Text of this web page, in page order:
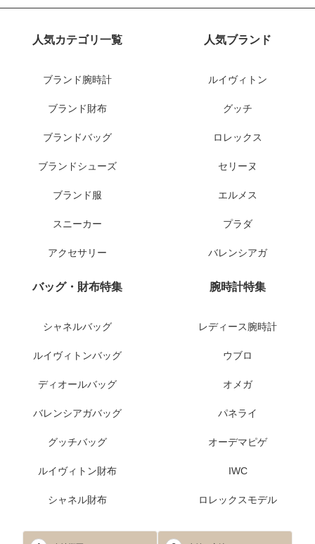
人気カテゴリ一覧
ブランド腕時計
ブランド財布
ブランドバッグ
ブランドシューズ
ブランド服
スニーカー
アクセサリー
人気ブランド
ルイヴィトン
グッチ
ロレックス
セリーヌ
エルメス
プラダ
バレンシアガ
バッグ・財布特集
シャネルバッグ
ルイヴィトンバッグ
ディオールバッグ
バレンシアガバッグ
グッチバッグ
ルイヴィトン財布
シャネル財布
腕時計特集
レディース腕時計
ウブロ
オメガ
パネライ
オーデマピゲ
IWC
ロレックスモデル